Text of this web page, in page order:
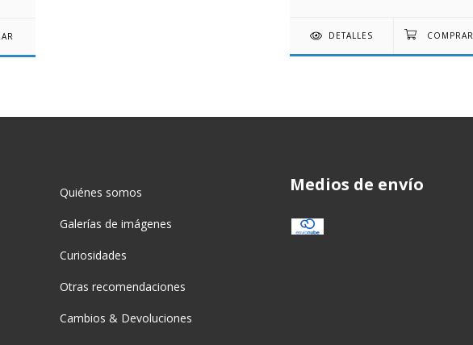
DETALLES
Quiénes somos
Galerías de imágenes
Curiosidades
Otras recomendaciones
Cambios & Devoluciones
Medios de envío